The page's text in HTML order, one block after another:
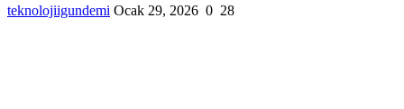
teknolojiigundemi Ocak 29, 2026 0 28